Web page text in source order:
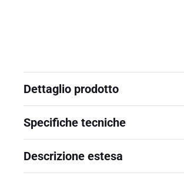
Dettaglio prodotto
Specifiche tecniche
Descrizione estesa